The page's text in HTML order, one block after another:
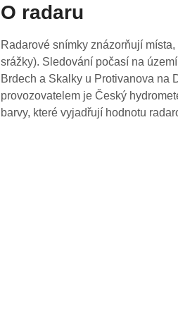
O radaru
Radarové snímky znázorňují
srážky). Sledování počasí na
Brdech a Skalky u Protivanova na
provozovatelem je Český
barvy, které vyjadřují hodnotu